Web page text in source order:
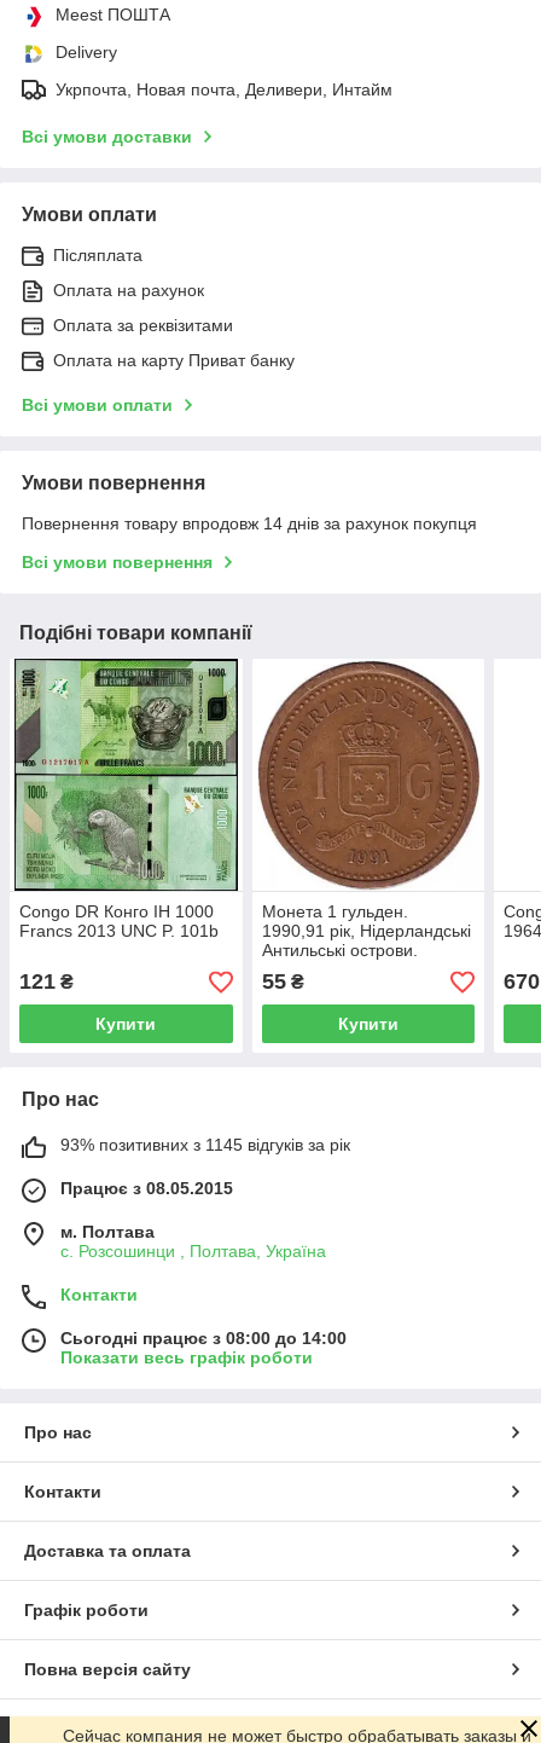
Meest ПОШТА
Delivery
Укрпочта, Новая почта, Деливери, Интайм
Всі умови доставки
Умови оплати
Післяплата
Оплата на рахунок
Оплата за реквізитами
Оплата на карту Приват банку
Всі умови оплати
Умови повернення
Повернення товару впродовж 14 днів за рахунок покупця
Всі умови повернення
Подібні товари компанії
Congo DR Конго ІН 1000
Francs 2013 UNC P. 101b
121 ₴
Купити
Монета 1 гульден.
1990,91 рік, Нідерландські
Антильські острови.
55₴
Купити
670
Про нас
93% позитивних з 1145 відгуків за рік
Працює з 08.05.2015
м. Полтава
с. Розсошинци , Полтава, Україна
Контакти
Сьогодні працює з 08:00 до 14:00
Показати весь графік роботи
Про нас
Контакти
Доставка та оплата
Графік роботи
Повна версія сайту
Сайт створено на маркетплейсі Prom.ua
Сейчас компания не может быстро обрабатывать заказы и